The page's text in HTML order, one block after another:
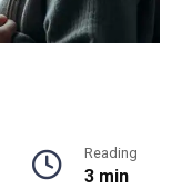
Reading
3 min